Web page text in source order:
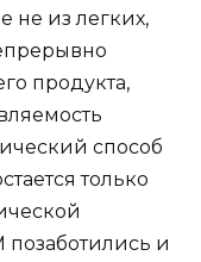
не из легких,
продукта,
способ
только
и